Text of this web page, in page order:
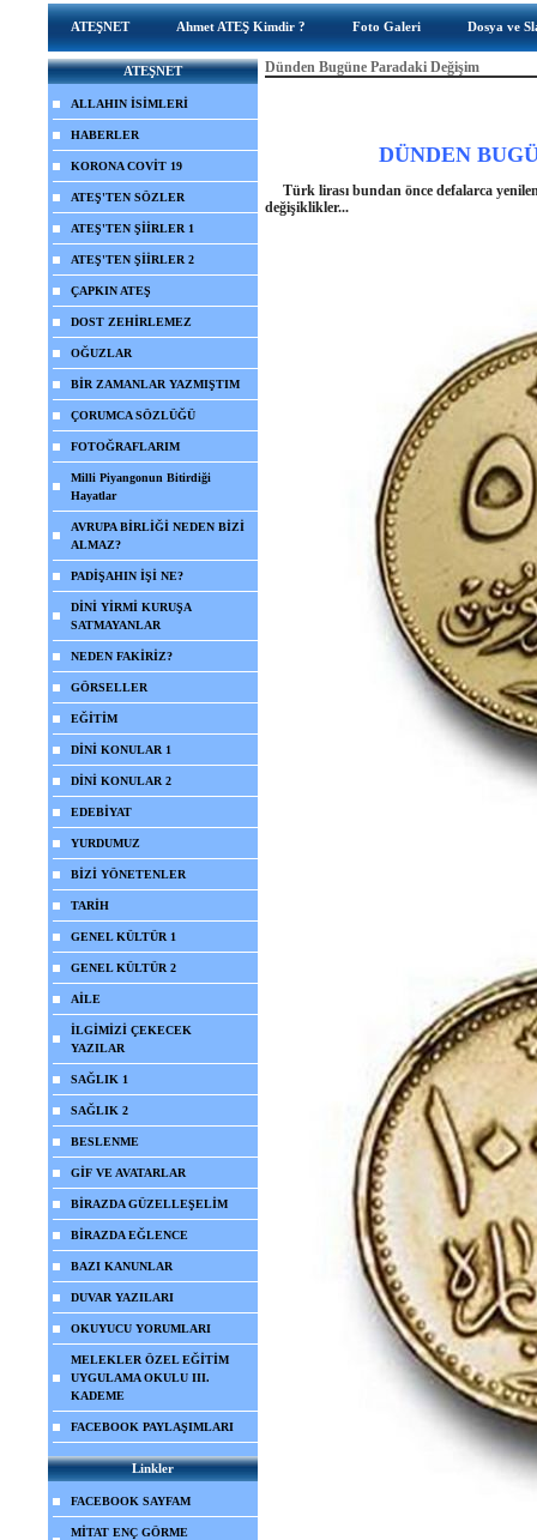
ATEŞNET Ahmet ATEŞ Kimdir ? Foto Galeri Dosya ve
ATEŞNET
ALLAHIN İSİMLERİ
HABERLER
KORONA COVİT 19
ATEŞ'TEN SÖZLER
ATEŞ'TEN ŞİİRLER 1
ATEŞ'TEN ŞİİRLER 2
ÇAPKIN ATEŞ
DOST ZEHİRLEMEZ
OĞUZLAR
BİR ZAMANLAR YAZMIŞTIM
ÇORUMCA SÖZLÜĞÜ
FOTOĞRAFLARIM
Milli Piyangonun Bitirdiği
Hayatlar
AVRUPA BİRLİĞİ NEDEN BİZİ
ALMAZ?
PADİŞAHIN İŞİ NE?
DİNİ YİRMİ KURUŞA
SATMAYANLAR
NEDEN FAKİRİZ?
GÖRSELLER
EĞİTİM
DİNİ KONULAR 1
DİNİ KONULAR 2
EDEBİYAT
YURDUMUZ
BİZİ YÖNETENLER
TARİH
GENEL KÜLTÜR 1
GENEL KÜLTÜR 2
AİLE
İLGİMİZİ ÇEKECEK
YAZILAR
SAĞLIK 1
SAĞLIK 2
BESLENME
GİF VE AVATARLAR
BİRAZDA GÜZELLEŞELİM
BİRAZDA EĞLENCE
BAZI KANUNLAR
DUVAR YAZILARI
OKUYUCU YORUMLARI
MELEKLER ÖZEL EĞİTİM
UYGULAMA OKULU III.
KADEME
FACEBOOK PAYLAŞIMLARI
Linkler
FACEBOOK SAYFAM
MİTAT ENÇ GÖRME
Dünden Bugüne Paradaki Değişim
DÜNDEN
Türk lirası bundan önce defalarca
değişiklikler...